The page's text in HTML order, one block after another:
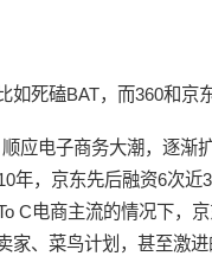
死磕BAT，而360和京
应电子商务大潮，逐渐
年，京东先后融资6次
C电商主流的情况下，
家、菜鸟计划，甚至激